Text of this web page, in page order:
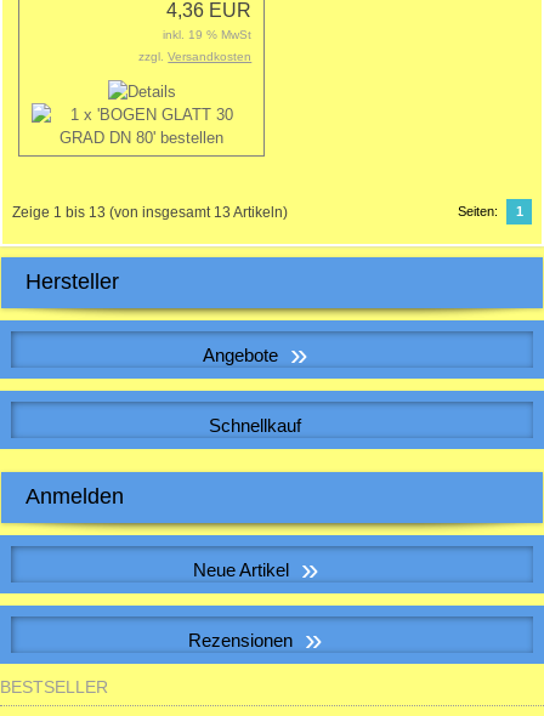
4,36 EUR
inkl. 19 % MwSt
zzgl.Versandkosten
Zeige 1 bis 13 (von insgesamt 13 Artikeln) Seiten: 1
Hersteller
Angebote »
WICKELFALZROHR , Lüftungsrohr DN 280
9,85 EUR pro m
inkl. 19 % MwSt. zzgl.Versandkosten
Schnellkauf
Anmelden
E-Mail-Adresse:
Passwort vergessen?
Neue Artikel »
S&P SILENT-100 CHZ VISUAL Kleinraum-Ventilatator, Feuchte, LED
Rezensionen »
Luftfilterbox DFB/400-G4
BESTSELLER